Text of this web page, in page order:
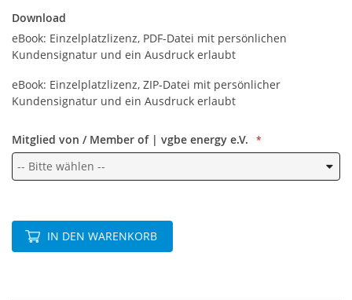
Download
eBook: Einzelplatzlizenz, PDF-Datei mit persönlichen
Kundensignatur und ein Ausdruck erlaubt
eBook: Einzelplatzlizenz, ZIP-Datei mit persönlicher
Kundensignatur und ein Ausdruck erlaubt
Mitglied von / Member of | vgbe energy e.V.
IN DEN WARENKORB